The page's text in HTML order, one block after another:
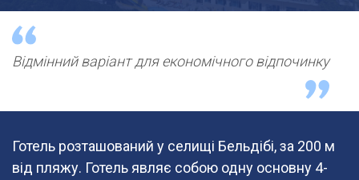
Відмінний варіант для економічного відпочинку
Готель розташований у селищі Бельдібі, за 200 м
від пляжу. Готель являє собою одну основну 4-